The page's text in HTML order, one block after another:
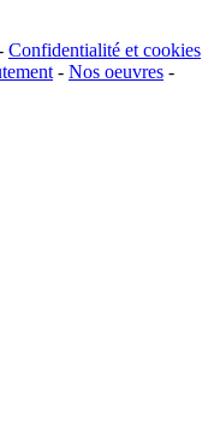
Confidentialité et cookies
- Nos oeuvres -